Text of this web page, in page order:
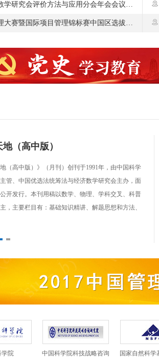
地(初中版)
地（初中版）》（月刊）创刊于1991年，由中国科学
管、中国优选法统筹法与经济数学研究会主办。本
学、物理、学科交叉、科普等稿件为主，主要栏目
识精讲、解题思想和方法、中高考高分之路、数学
届、八届副理事长
>>
学院 中国科学院科技战略咨询 国家自然科学